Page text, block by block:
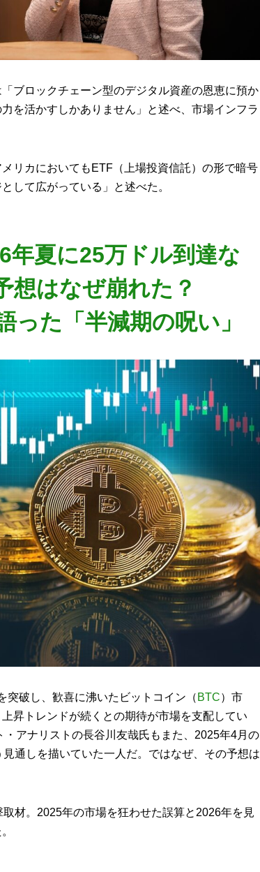
ブロックチェーン型のデジタル資産の恩恵に預か
を活かすしかありません」と述べ、市場インフラ
リカにおいてもETF（上場投資信託）の形で暗号
して広がっている」と述べた。
年夏に25万ドル到達な
想はなぜ崩れた？
た「半減期の呪い」
突破し、歓喜に沸いたビットコイン（ BTC）市
昇トレンドが続くとの期待が市場を支配してい
アナリストの長谷川友哉氏もまた、2025年4月の
通しを描いていた一人だ。ではなぜ、その予想は
材。2025年の市場を狂わせた誤算と2026年を見